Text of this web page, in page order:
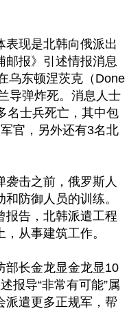
表现是北韩向俄派出
邮报》引述情报消息
乌东顿涅茨克（Done
导弹炸死。消息人士
名士兵死亡，其中包
官，另外还有3名北
击之前，俄罗斯人
防御人员的训练。
报告，北韩派遣工程
从事建筑工作。
部长金龙显金龙显10
报导“非常有可能”属
派遣更多正规军，帮